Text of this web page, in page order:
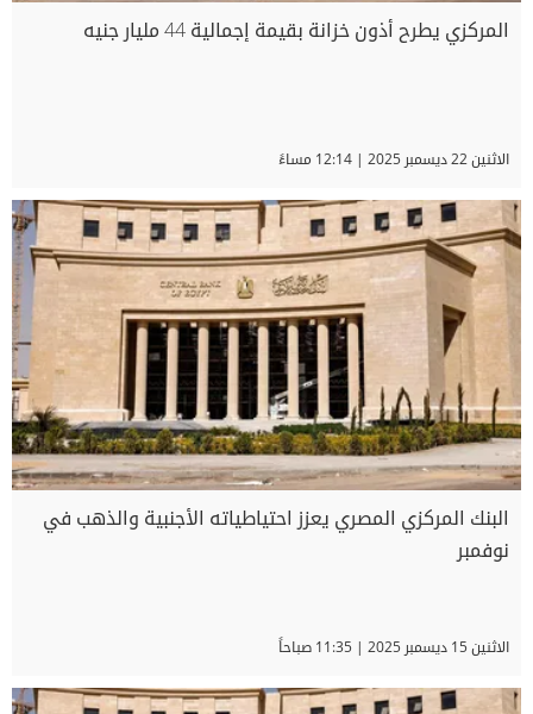
المركزي يطرح أذون خزانة بقيمة إجمالية 44 مليار جنيه
الاثنين 22 ديسمبر 2025 | 12:14 مساءً
البنك المركزي المصري يعزز احتياطياته الأجنبية والذهب في
نوفمبر
الاثنين 15 ديسمبر 2025 | 11:35 صباحاً